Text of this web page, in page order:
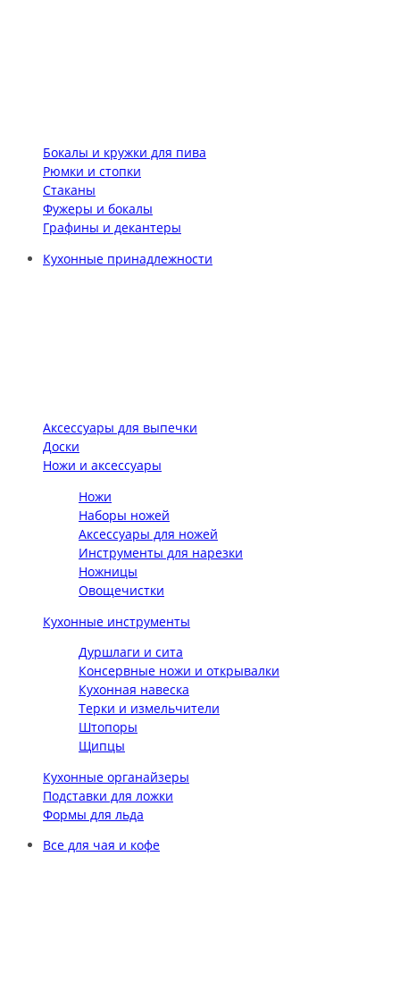
Бокалы и кружки для пива
Рюмки и стопки
Стаканы
Фужеры и бокалы
Графины и декантеры
Кухонные принадлежности
Аксессуары для выпечки
Доски
Ножи и аксессуары
Ножи
Наборы ножей
Аксессуары для ножей
Инструменты для нарезки
Ножницы
Овощечистки
Кухонные инструменты
Дуршлаги и сита
Консервные ножи и открывалки
Кухонная навеска
Терки и измельчители
Штопоры
Щипцы
Кухонные органайзеры
Подставки для ложки
Формы для льда
Все для чая и кофе